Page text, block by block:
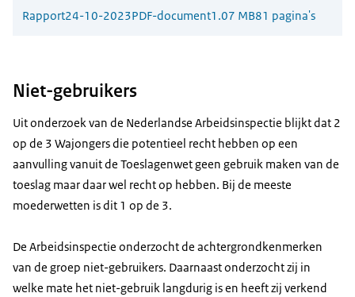
Rapport24-10-2023PDF-document1.07 MB81 pagina's
Niet-gebruikers
Uit onderzoek van de Nederlandse Arbeidsinspectie blijkt dat 2
op de 3 Wajongers die potentieel recht hebben op een
aanvulling vanuit de Toeslagenwet geen gebruik maken van de
toeslag maar daar wel recht op hebben. Bij de meeste
moederwetten is dit 1 op de 3.
De Arbeidsinspectie onderzocht de achtergrondkenmerken
van de groep niet-gebruikers. Daarnaast onderzocht zij in
welke mate het niet-gebruik langdurig is en heeft zij verkend